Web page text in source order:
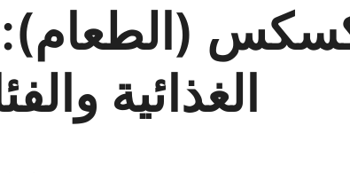
(الطعام):
الغذائية